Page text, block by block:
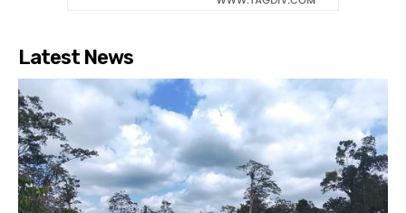
Latest News